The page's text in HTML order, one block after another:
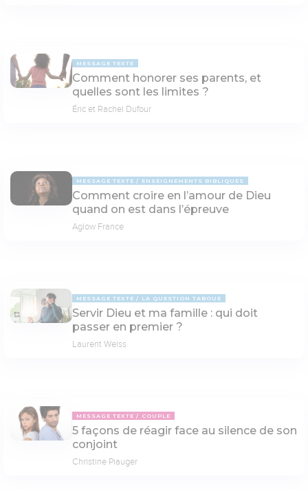
MESSAGE TEXTE
Comment honorer ses parents, et
quelles sont les limites ?
Éric et Rachel Dufour
MESSAGE TEXTE ENSEIGNEMENTS BIBLIQUES
Comment croire en l’amour de Dieu
quand on est dans l’épreuve
Aglow France
MESSAGE TEXTE LA QUESTION TABOUE
Servir Dieu et ma famille : qui doit
passer en premier ?
Laurent Weiss
MESSAGE TEXTE COUPLE
5 façons de réagir face au silence de son
conjoint
Christine Piauger